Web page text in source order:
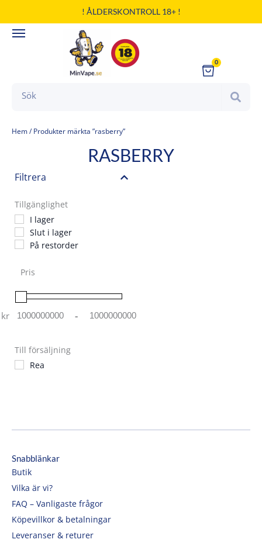
till
innehåll
! ÅLDERSKONTROLL 18+ !
0
Cart
Hem/ Produkter märkta ”rasberry”
RASBERRY
Filtrera
Tillgänglighet
I lager
Slut i lager
På restorder
Pris
kr Minimum Price
-
Maximum Price
Till försäljning
Rea
Snabblänkar
Butik
Vilka är vi?
FAQ – Vanligaste frågor
Köpevillkor & betalningar
Leveranser & returer